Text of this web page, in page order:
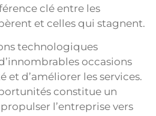
clé entre les
et celles qui stagnent.
technologiques
occasions
et d’améliorer les services.
constitue un
l’entreprise vers